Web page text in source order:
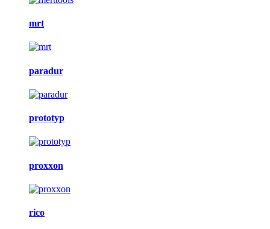
mrt
paradur
prototyp
proxxon
rico